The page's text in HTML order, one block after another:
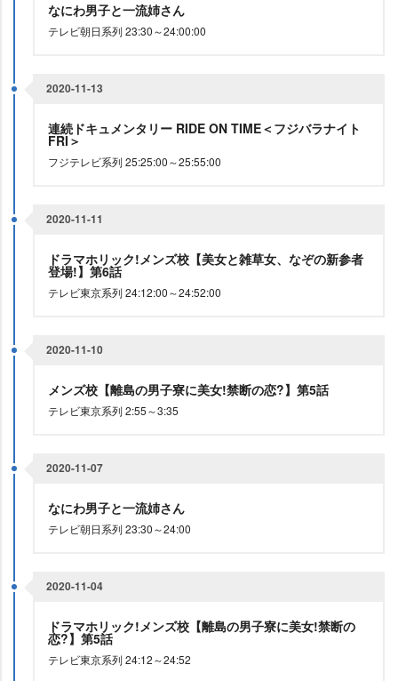
なにわ男子と一流姉さん
テレビ朝日系列 23:30～24:00:00
2020-11-13
連続ドキュメンタリー RIDE ON TIME＜フジバラナイト
FRI＞
フジテレビ系列 25:25:00～25:55:00
2020-11-11
ドラマホリック!メンズ校【美女と雑草女、なぞの新参者
登場!】第6話
テレビ東京系列 24:12:00～24:52:00
2020-11-10
メンズ校【離島の男子寮に美女!禁断の恋?】第5話
テレビ東京系列 2:55～3:35
2020-11-07
なにわ男子と一流姉さん
テレビ朝日系列 23:30～24:00
2020-11-04
ドラマホリック!メンズ校【離島の男子寮に美女!禁断の
恋?】第5話
テレビ東京系列 24:12～24:52